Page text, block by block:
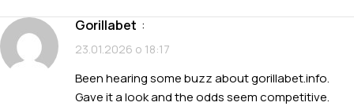
gorillabet :
23.01.2026 о 18:17
Been hearing some buzz about gorillabet.info.
Gave it a look and the odds seem competitive.